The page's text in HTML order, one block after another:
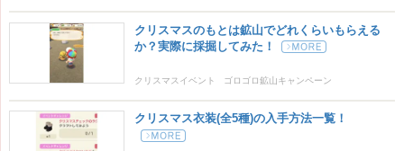
クリスマスのもとは鉱山でどれくらいもらえる
か？実際に採掘してみた！
クリスマスイベント ゴロゴロ鉱山キャンペーン
クリスマス衣装(全5種)の入手方法一覧！